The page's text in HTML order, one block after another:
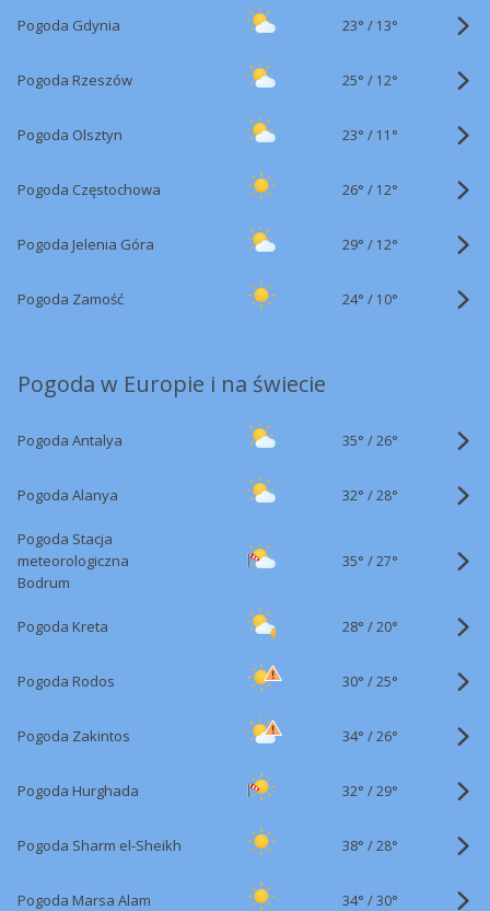
Pogoda Gdynia 23° / 13°
Pogoda Rzeszów 25° / 12°
Pogoda Olsztyn 23° / 11°
Pogoda Częstochowa 26° / 12°
Pogoda Jelenia Góra 29° / 12°
Pogoda Zamość 24° / 10°
Pogoda w Europie i na świecie
Pogoda Antalya 35° /26°
Pogoda Alanya 32° /28°
Pogoda Stacja
meteorologiczna
Bodrum
35° /27°
Pogoda Kreta 28° /20°
Pogoda Rodos 30° /25°
Pogoda Zakintos 34° /26°
Pogoda Hurghada 32° /29°
Pogoda Sharm el-Sheikh 38° /28°
Pogoda Marsa Alam 34° /30°